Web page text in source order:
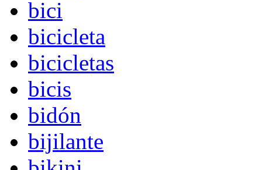
bici
bicicleta
bicicletas
bicis
bidón
bijilante